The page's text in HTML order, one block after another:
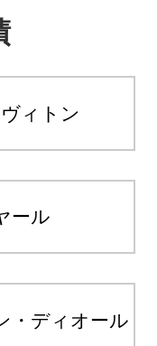
ィトン
ール
・ディオール